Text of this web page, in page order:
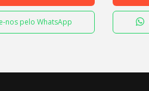
nos pelo WhatsApp